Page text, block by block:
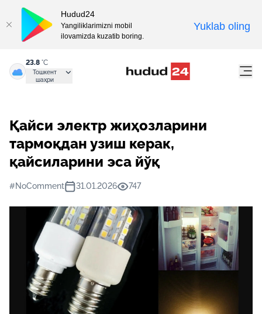
23.8 °C
Тошкент
шаҳри
Қайси электр жиҳозларини
тармоқдан узиш керак,
қайсиларини эса йўқ
#NoComment 31.01.2026 747
Hudud24
Yangiliklarimizni mobil
ilovamizda kuzatib boring.
Yuklab oling